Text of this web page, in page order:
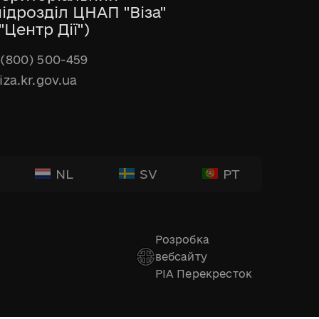
ЦНАП "Віза"
Дії")
500-459
NL SV PT
Розробка
вебсайту
РІА Перекресток